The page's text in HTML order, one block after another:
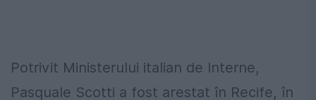
Potrivit Ministerului italian de Interne,
Pasquale Scotti a fost arestat în Recife, în